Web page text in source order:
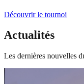
Découvrir le tournoi
Actualités
Les dernières nouvelles